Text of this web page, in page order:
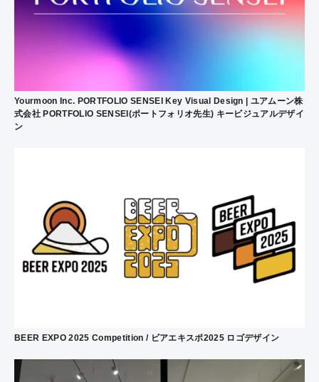
Yourmoon Inc. PORTFOLIO SENSEI Key Visual Design | ユアムーン株
式会社 PORTFOLIO SENSEI(ポートフォリオ先生) キービジュアルデザイ
ン
BEER EXPO 2025 Competition / ビアエキスポ2025 ロゴデザイン